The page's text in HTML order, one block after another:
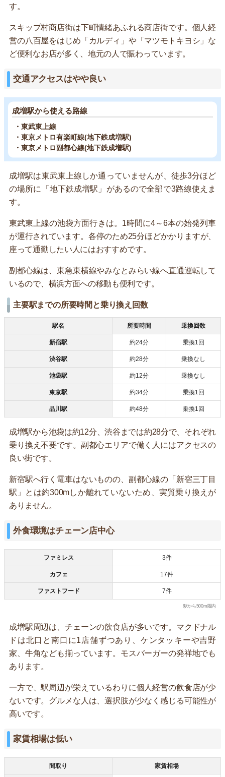
す。
スキップ村商店街は下町情緒あふれる商店街です。個人経
営の八百屋をはじめ「カルディ」や「マツモトキヨシ」な
ど便利なお店が多く、地元の人で賑わっています。
交通アクセスはやや良い
成増駅から使える路線
・東武東上線
・東京メトロ有楽町線(地下鉄成増駅)
・東京メトロ副都心線(地下鉄成増駅)
成増駅は東武東上線しか通っていませんが、徒歩3分ほど
の場所に「地下鉄成増駅」があるので全部で3路線使えま
す。
東武東上線の池袋方面行きは。1時間に4～6本の始発列車
が運行されています。各停のため25分ほどかかりますが、
座って通勤したい人にはおすすめです。
副都心線は、東急東横線やみなとみらい線へ直通運転して
いるので、横浜方面への移動も便利です。
主要駅までの所要時間と乗り換え回数
駅名 所要時間 乗換回数
新宿駅 約24分 乗換1回
渋谷駅 約28分 乗換なし
池袋駅 約12分 乗換なし
東京駅 約34分 乗換1回
品川駅 約48分 乗換1回
成増駅から池袋は約12分、渋谷までは約28分で、それぞれ
乗り換え不要です。副都心エリアで働く人にはアクセスの
良い街です。
新宿駅へ行く電車はないものの、副都心線の「新宿三丁目
駅」とは約300mしか離れていないため、実質乗り換えが
ありません。
外食環境はチェーン店中心
ファミレス 3件
カフェ 17件
ファストフード 7件
駅から500m圏内
成増駅周辺は、チェーンの飲食店が多いです。マクドナル
ドは北口と南口に1店舗ずつあり、ケンタッキーや吉野
家、牛角なども揃っています。モスバーガーの発祥地でも
あります。
一方で、駅周辺が栄えているわりに個人経営の飲食店が少
ないです。グルメな人は、選択肢が少なく感じる可能性が
高いです。
家賃相場は低い
間取り 家賃相場